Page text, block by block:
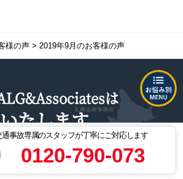
通事故専属のスタッフが丁寧にご対応します
0120-790-073
様の声> 2019年9月のお客様の声
は
いたします
方にお住いの方でもお電話による
す。